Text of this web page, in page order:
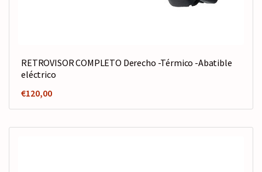
RETROVISOR COMPLETO Derecho -Térmico -Abatible
eléctrico
€120,00